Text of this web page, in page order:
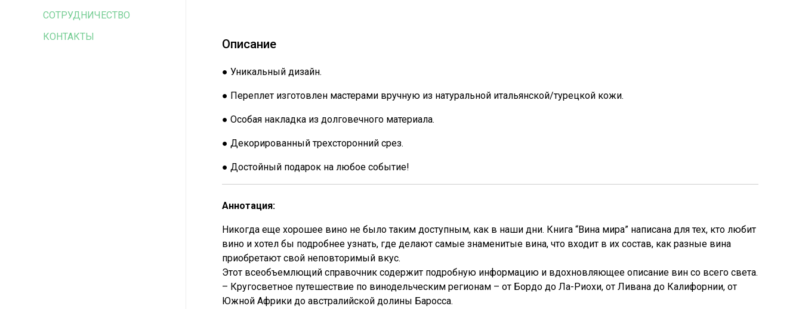
СОТРУДНИЧЕСТВО
КОНТАКТЫ
Описание
● Уникальный дизайн.
● Переплет изготовлен мастерами вручную из натуральной итальянской/турецкой кожи.
● Особая накладка из долговечного материала.
● Декорированный трехсторонний срез.
● Достойный подарок на любое событие!
Аннотация:
Никогда еще хорошее вино не было таким доступным, как в наши дни. Книга “Вина мира” написана для тех, кто любит
вино и хотел бы подробнее узнать, где делают самые знаменитые вина, что входит в их состав, как разные вина
приобретают свой неповторимый вкус.
Этот всеобъемлющий справочник содержит подробную информацию и вдохновляющее описание вин со всего света.
– Кругосветное путешествие по винодельческим регионам – от Бордо до Ла-Риохи, от Ливана до Калифорнии, от
Южной Африки до австралийской долины Баросса.